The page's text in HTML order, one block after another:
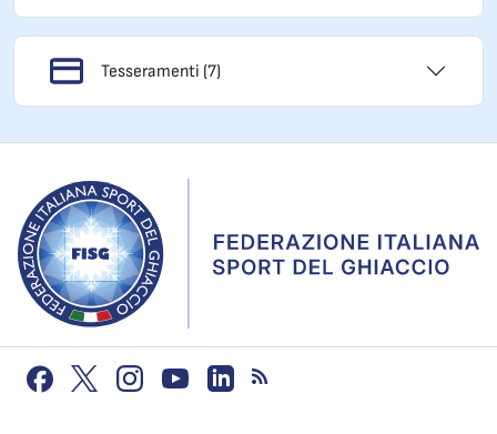
Tesseramenti (7)